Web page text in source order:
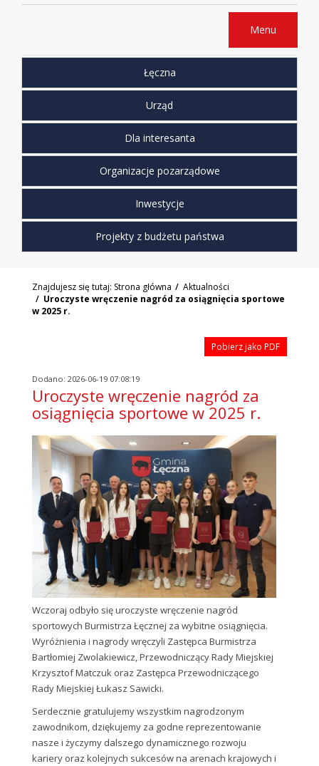
Menu
Łęczna
Urząd
Dla interesanta
Organizacje pozarządowe
Inwestycje
Projekty z budżetu państwa
Znajdujesz się tutaj: Strona główna
Aktualności
Uroczyste wręczenie nagród za osiągnięcia sportowe
w 2025 r.
Pobierz jako PDF
Dodano: 2026-06-19 07:08:19
Uroczyste wręczenie nagród za
osiągnięcia sportowe w 2025 r.
Wczoraj odbyło się uroczyste wręczenie nagród
sportowych Burmistrza Łęcznej za wybitne osiągnięcia.
Wyróżnienia i nagrody wręczyli Zastępca Burmistrza
Bartłomiej Zwolakiewicz, Przewodniczący Rady Miejskiej
Krzysztof Matczuk oraz Zastępca Przewodniczącego
Rady Miejskiej Łukasz Sawicki.
Serdecznie gratulujemy wszystkim nagrodzonym
zawodnikom, dziękujemy za godne reprezentowanie
nasze i życzymy dalszego dynamicznego rozwoju
kariery oraz kolejnych sukcesów na arenach krajowych i